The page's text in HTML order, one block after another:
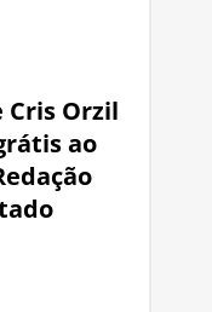
Cris Orzil
ao